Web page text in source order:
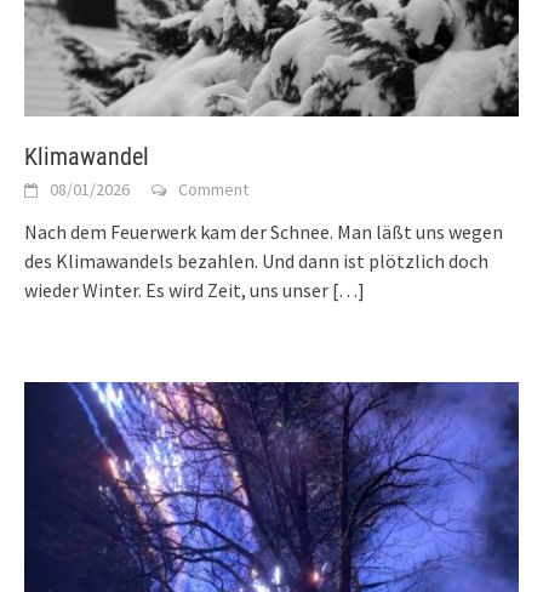
Klimawandel
08/01/2026 Comment
Nach dem Feuerwerk kam der Schnee. Man läßt uns wegen
des Klimawandels bezahlen. Und dann ist plötzlich doch
wieder Winter. Es wird Zeit, uns unser […]